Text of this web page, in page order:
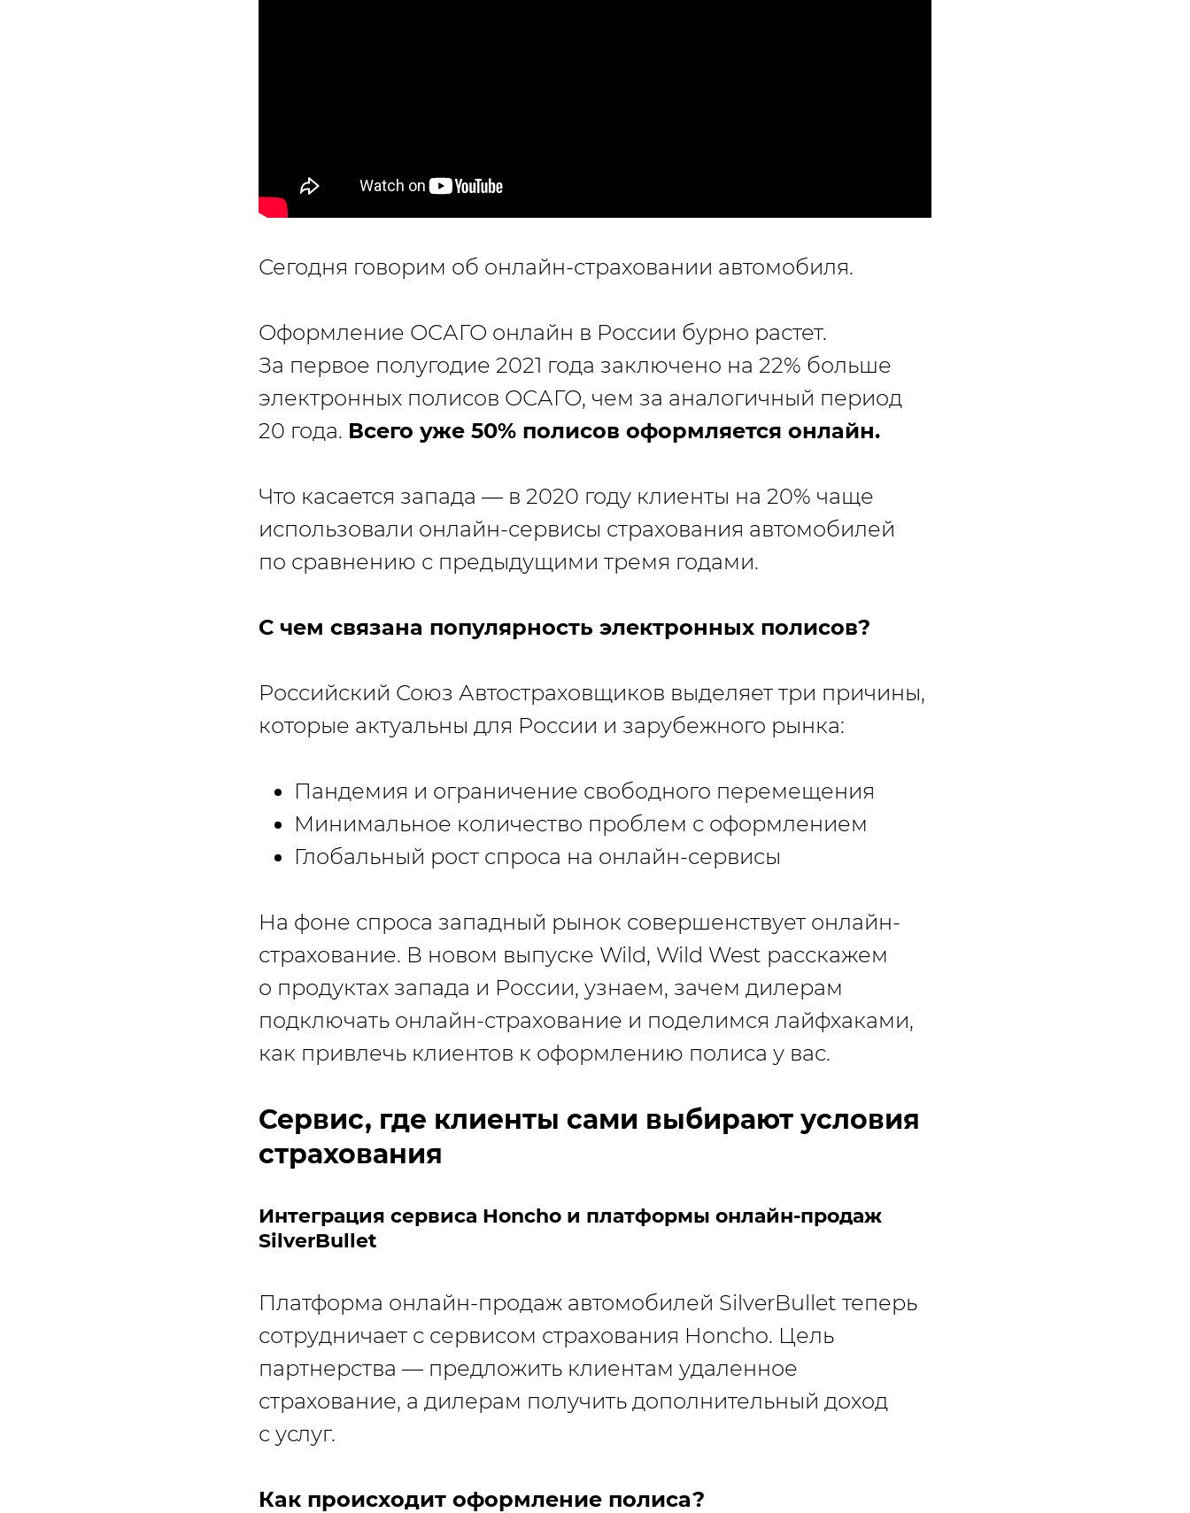
Сегодня говорим об онлайн-страховании автомобиля.
Оформление ОСАГО онлайн в России бурно растет.
За первое полугодие 2021 года заключено на 22% больше
электронных полисов ОСАГО, чем за аналогичный период
20 года. Всего уже 50% полисов оформляется онлайн.
Что касается запада — в 2020 году клиенты на 20% чаще
использовали онлайн-сервисы страхования автомобилей
по сравнению с предыдущими тремя годами.
С чем связана популярность электронных полисов?
Российский Союз Автостраховщиков выделяет три причины,
которые актуальны для России и зарубежного рынка:
Пандемия и ограничение свободного перемещения
Минимальное количество проблем с оформлением
Глобальный рост спроса на онлайн-сервисы
На фоне спроса западный рынок совершенствует онлайн-
страхование. В новом выпуске Wild, Wild West расскажем
о продуктах запада и России, узнаем, зачем дилерам
подключать онлайн-страхование и поделимся лайфхаками,
как привлечь клиентов к оформлению полиса у вас.
Сервис, где клиенты сами выбирают условия
страхования
Интеграция сервиса Honcho и платформы онлайн-продаж
SilverBullet
Платформа онлайн-продаж автомобилей SilverBullet теперь
сотрудничает с сервисом страхования Honcho. Цель
партнерства — предложить клиентам удаленное
страхование, а дилерам получить дополнительный доход
с услуг.
Как происходит оформление полиса?